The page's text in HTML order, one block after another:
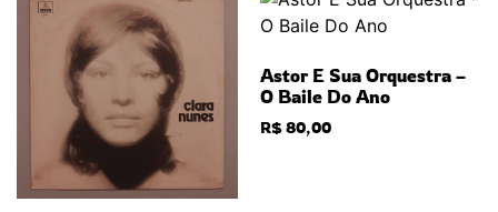
Astor E Sua Orquestra –
O Baile Do Ano
R$80,00